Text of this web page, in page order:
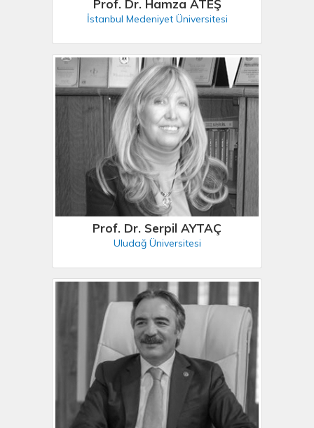
Prof. Dr. Hamza ATEŞ
İstanbul Medeniyet Üniversitesi
Prof. Dr. Serpil AYTAÇ
Uludağ Üniversitesi